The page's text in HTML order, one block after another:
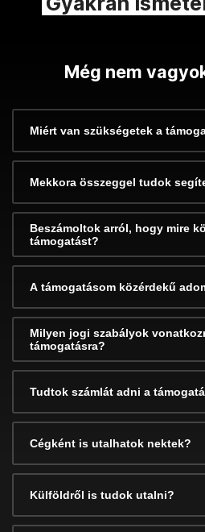
Még nem
Miért van szükségetek a
Mekkora összeggel tudok
Beszámoltok arról, hogy mire
támogatást?
A támogatásom közérdekű
Milyen jogi szabályok
támogatásra?
Tudtok számlát adni a
Cégként is utalhatok nektek?
Külföldről is tudok utalni?